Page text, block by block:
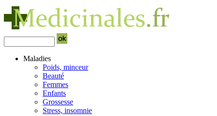
Maladies
Poids, minceur
Beauté
Femmes
Enfants
Grossesse
Stress, insomnie